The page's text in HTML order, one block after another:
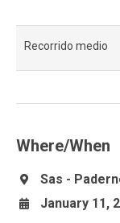
Recorrido medio
Where/When
Sas -
January 11,